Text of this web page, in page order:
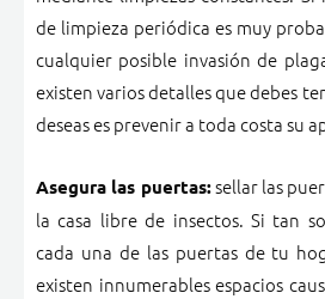
de limpieza periódica es muy
cualquier posible invasión de
existen varios detalles que debes
deseas es prevenir a toda costa su
Asegura las puertas:sellar las
la casa libre de insectos. Si tan
cada una de las puertas de tu
existen innumerables espacios